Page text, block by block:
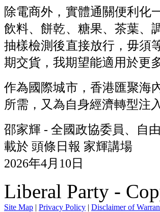
除電商外，實體通關便利化
飲料、餅乾、糖果、茶葉、
抽樣檢測後直接放行，毋須
期交貨，我期望能適用於更
作為國際城市，香港匯聚海
所需，又為自身經濟轉型注
邵家輝 - 全國政協委員、自
載於 頭條日報 家輝講場
2026年4月 10 日
Liberal Party -
Site Map | Privacy Policy | Disclaimer of